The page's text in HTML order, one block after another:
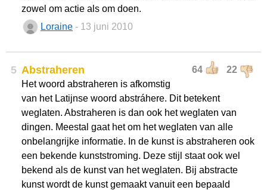
zowel om actie als om doen.
Loraine - 13 juni 2010
5 64 22
Abstraheren
Het woord abstraheren is afkomstig
van het Latijnse woord abstráhere. Dit betekent
weglaten. Abstraheren is dan ook het weglaten van
dingen. Meestal gaat het om het weglaten van alle
onbelangrijke informatie. In de kunst is abstraheren ook
een bekende kunststroming. Deze stijl staat ook wel
bekend als de kunst van het weglaten. Bij abstracte
kunst wordt de kunst gemaakt vanuit een bepaald